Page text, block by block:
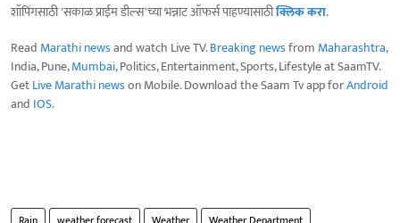
शॉपिंगसाठी 'सकाळ प्राईम डील्स'च्या भन्नाट ऑफर्स पाहण्यासाठीक्लिक करा.
Read Marathi newsand watch Live TV.Breaking newsfrom Maharashtra,
India, Pune,Mumbai, Politics, Entertainment, Sports, Lifestyle at SaamTV.
GetLive Marathi newson Mobile. Download the Saam Tv app forAndroid
and IOS.